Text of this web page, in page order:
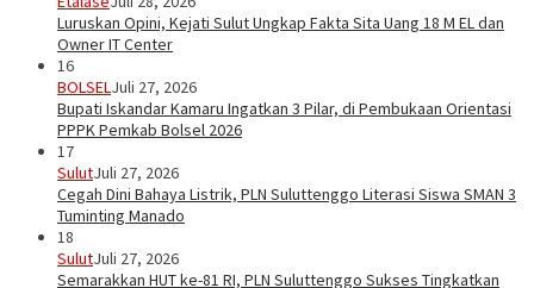
Luruskan Opini, Kejati Sulut Ungkap Fakta Sita Uang 18 M EL dan
Owner IT Center
16
BOLSELJuli 27, 2026
Bupati Iskandar Kamaru Ingatkan 3 Pilar, di Pembukaan Orientasi
PPPK Pemkab Bolsel 2026
17
SulutJuli 27, 2026
Cegah Dini Bahaya Listrik, PLN Suluttenggo Literasi Siswa SMAN 3
Tuminting Manado
18
SulutJuli 27, 2026
Semarakkan HUT ke-81 RI, PLN Suluttenggo Sukses Tingkatkan